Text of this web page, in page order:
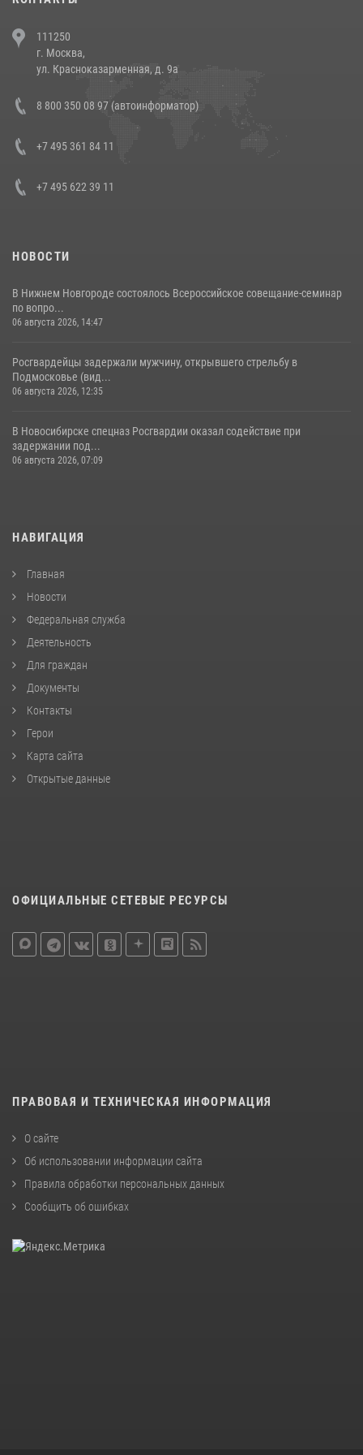
напавших на бригаду скорой помощи (видео)
14 июля 2026, 12:20
В Росгвардии прошла военно-научная конференция по обобщению
боевого опыта
111250
г. Москва,
ул. Красноказарменная, д. 9а
8 800 350 08 97 (автоинформатор)
+7 495 361 84 11
+7 495 622 39 11
НОВОСТИ
В Нижнем Новгороде состоялось Всероссийское совещание-семинар
по вопро...
06 августа 2026, 14:47
Росгвардейцы задержали мужчину, открывшего стрельбу в
Подмосковье (вид...
06 августа 2026, 12:35
В Новосибирске спецназ Росгвардии оказал содействие при
задержании под...
06 августа 2026, 07:09
НАВИГАЦИЯ
Главная
Новости
Федеральная служба
Деятельность
Для граждан
Документы
Контакты
Герои
Карта сайта
Открытые данные
ОФИЦИАЛЬНЫЕ СЕТЕВЫЕ РЕСУРСЫ
ПРАВОВАЯ И ТЕХНИЧЕСКАЯ ИНФОРМАЦИЯ
О сайте
Об использовании информации сайта
Правила обработки персональных данных
Сообщить об ошибках